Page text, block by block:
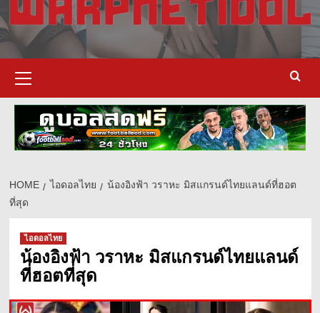
Menu
HOME ไอดอลไทย
น้องอิงฟ้า วราหะ มิสแกรนด์ไทยแลนด์ที่ฮอต
ที่สุด
ไอดอลไทย
น้องอิงฟ้า วราหะ มิสแกรนด์ไทยแลนด์
ที่ฮอตที่สุด